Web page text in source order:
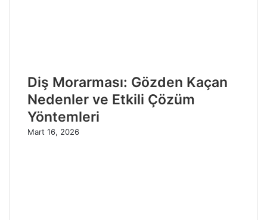
Diş Morarması: Gözden Kaçan
Nedenler ve Etkili Çözüm
Yöntemleri
Mart 16, 2026